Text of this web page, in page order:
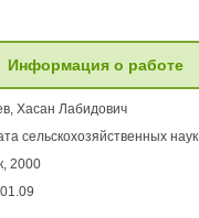
Информация о работе
Хасан Лабидович
сельскохозяйственных наук
2000